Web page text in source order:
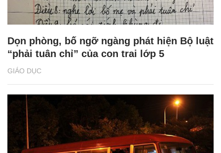
GIÁO DỤC
Dọn phòng, bố ngỡ ngàng phát hiện Bộ luật
“phải tuân chỉ” của con trai lớp 5